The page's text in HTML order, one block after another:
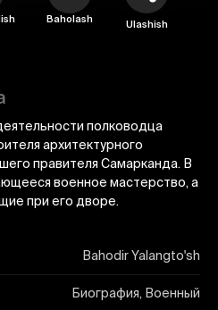
Baholash Ulashish
полководца
архитектурного
правителя Самарканда. В
военное мастерство, а
при его дворе.
Bahodir Yalangto'sh
Биография, Военный
1 2